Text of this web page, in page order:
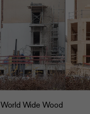
World Wide Wood